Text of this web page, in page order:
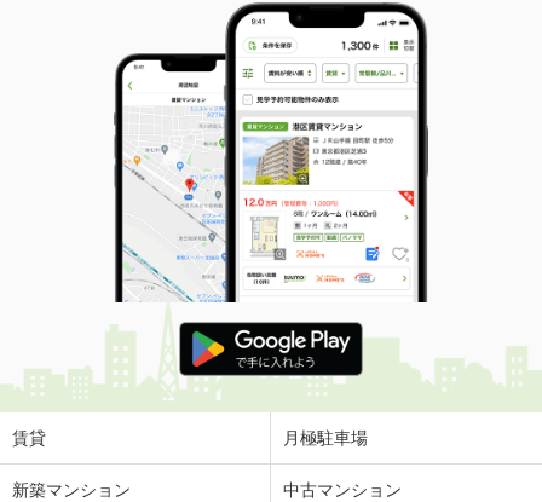
賃貸 月極駐車場
新築マンション 中古マンション